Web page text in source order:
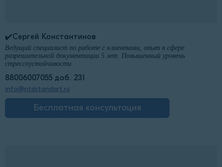
✔️Сергей Константинов
Ведущий специалист по работе с клиентами, опыт в сфере
разрешительной документации 5 лет. Повышенный уровень
стрессоустойчивости.
88006007055 доб. 231
info@ntdstandart.ru
Бесплатная консультация